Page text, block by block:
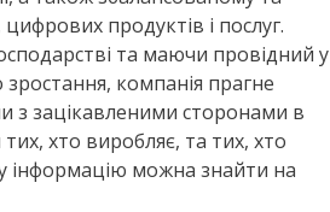
продуктів і послуг.
та маючи провідний у
компанія прагне
з зацікавленими сторонами в
хто виробляє, та тих, хто
інформацію можна знайти на